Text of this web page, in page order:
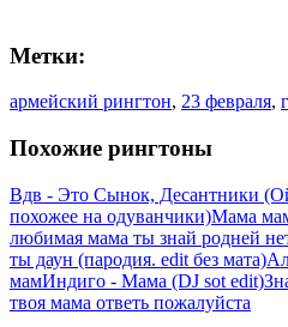
Метки:
армейский рингтон, 23 февраля,
Похожие рингтоны
Вдв - Это Сынок, Десантники
похожее на одуванчики)Мама
любимая мама ты знай родней
ты даун (пародия. edit без мата)
мамИндиго - Мама (DJ sot edit)
твоя мама ответь пожалуйста